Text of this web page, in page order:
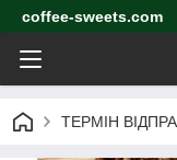
coffee-sweets.com
ТЕРМІН